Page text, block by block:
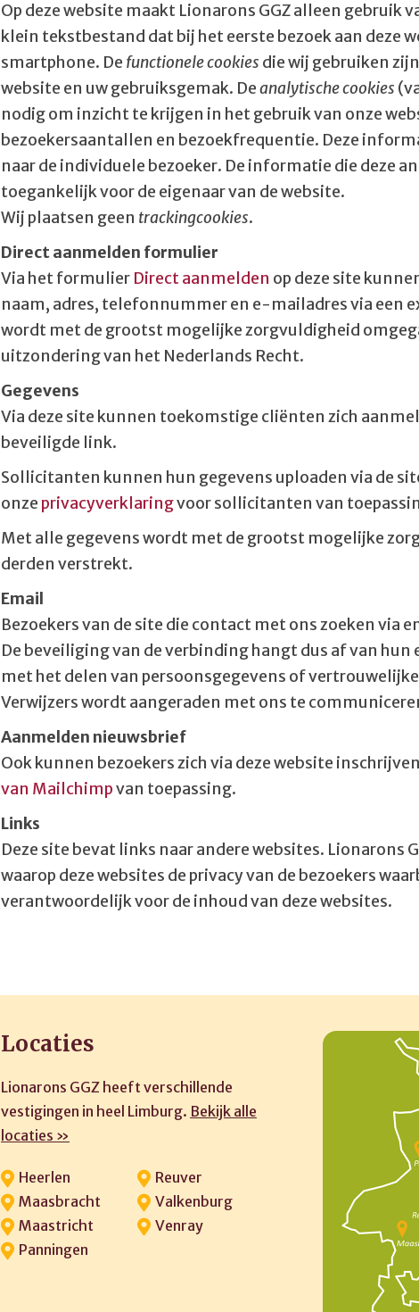
Op deze website maakt Lionarons GGZ alleen gebruik
klein tekstbestand dat bij het eerste bezoek aan deze
smartphone. De functionele cookies die wij gebruiken
website en uw gebruiksgemak. Deanalytische cookies
nodig om inzicht te krijgen in het gebruik van onze
bezoekersaantallen en bezoekfrequentie. Deze
naar de individuele bezoeker. De informatie die deze
toegankelijk voor de eigenaar van de website.
Wij plaatsen geen trackingcookies.
Direct aanmelden formulier
Via het formulier Direct aanmelden op deze site
naam, adres, telefonnummer en e-mailadres via een
wordt met de grootst mogelijke zorgvuldigheid
uitzondering van het Nederlands Recht.
Gegevens
Via deze site kunnen toekomstige cliënten zich
beveiligde link.
Sollicitanten kunnen hun gegevens uploaden via de
onze privacyverklaringvoor sollicitanten van
Met alle gegevens wordt met de grootst mogelijke
derden verstrekt.
Email
Bezoekers van de site die contact met ons zoeken via
De beveiliging van de verbinding hangt dus af van
met het delen van persoonsgegevens of
Verwijzers wordt aangeraden met ons te
Aanmelden nieuwsbrief
Ook kunnen bezoekers zich via deze website
van Mailchimpvan toepassing.
Links
Deze site bevat links naar andere websites. Lionarons
waarop deze websites de privacy van de bezoekers
verantwoordelijk voor de inhoud van deze websites.
Locaties
Lionarons GGZ heeft verschillende
vestigingen in heel Limburg. Bekijk alle
locaties »
Heerlen
Maasbracht
Maastricht
Panningen
Reuver
Valkenburg
Venray